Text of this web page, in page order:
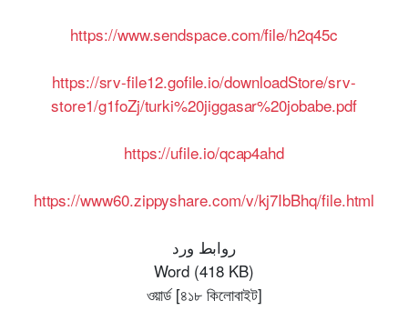
https://www.sendspace.com/file/h2q45c
https://srv-file12.gofile.io/downloadStore/srv-
store1/g1foZj/turki%20jiggasar%20jobabe.pdf
https://ufile.io/qcap4ahd
https://www60.zippyshare.com/v/kj7IbBhq/file.html
روابط ورد
Word (418 KB)
ওয়ার্ড [৪১৮ কিলোবাইট]